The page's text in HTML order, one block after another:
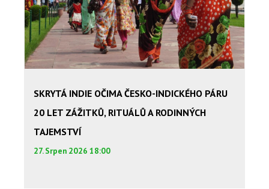
SKRYTÁ INDIE OČIMA ČESKO-INDICKÉHO PÁRU
20 LET ZÁŽITKŮ, RITUÁLŮ A RODINNÝCH
TAJEMSTVÍ
27. Srpen 2026 18:00